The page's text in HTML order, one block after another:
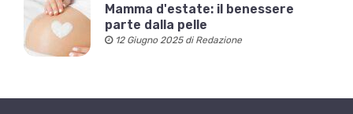
Mamma d'estate: il benessere
parte dalla pelle
12 Giugno 2025 di Redazione